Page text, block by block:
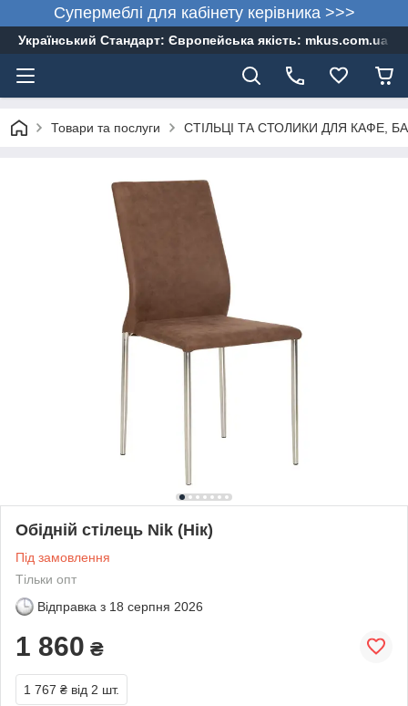
Супермеблі для кабінету керівника >>>
Український Стандарт: Європейська якість: mkus.com.ua
Товари та послуги СТІЛЬЦІ ТА СТОЛИКИ ДЛЯ КАФЕ,
Обідній стілець Nik (Нік)
Під замовлення
Тільки опт
Відправка з 18 серпня 2026
1 860 ₴
1 767 ₴ від 2 шт.